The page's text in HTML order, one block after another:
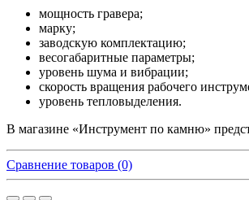
мощность гравера;
марку;
заводскую комплектацию;
весогабаритные параметры;
уровень шума и вибрации;
скорость вращения рабочего
уровень тепловыделения.
В магазине «Инструмент по камню»
Сравнение товаров (0)